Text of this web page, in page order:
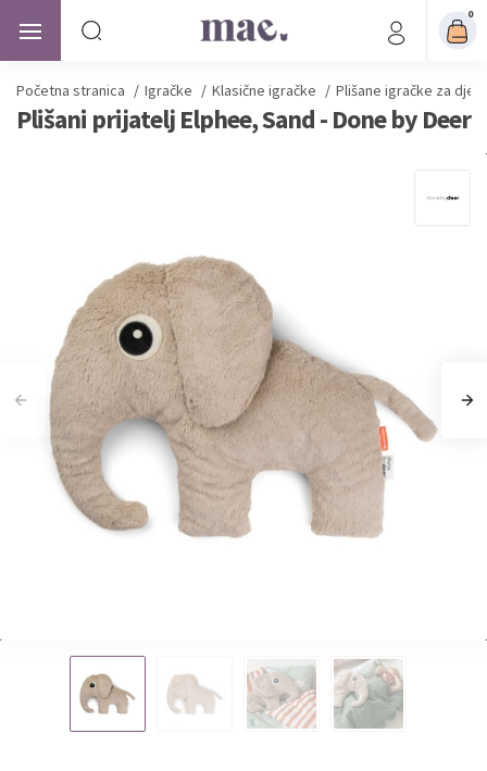
0
Početna stranica / Igračke / Klasične igračke / Plišane igračke za
Plišani prijatelj Elphee, Sand - Done by Deer